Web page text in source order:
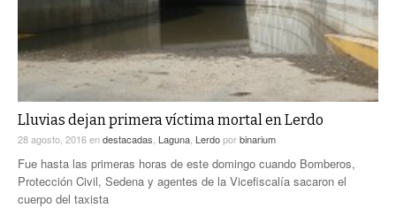
Lluvias dejan primera víctima mortal en Lerdo
28 agosto, 2016endestacadas Laguna Lerdoporbinarium
Fue hasta las primeras horas de este domingo cuando Bomberos,
Protección Civil, Sedena y agentes de la Vicefiscalía sacaron el
cuerpo del taxista